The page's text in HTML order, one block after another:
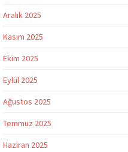
Aralık 2025
Kasım 2025
Ekim 2025
Eylül 2025
Ağustos 2025
Temmuz 2025
Haziran 2025